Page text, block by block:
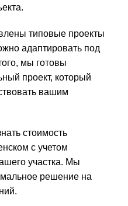
типовые проекты
адаптировать под
мы готовы
проект, который
вашим
стоимость
с учетом
участка. Мы
решение на